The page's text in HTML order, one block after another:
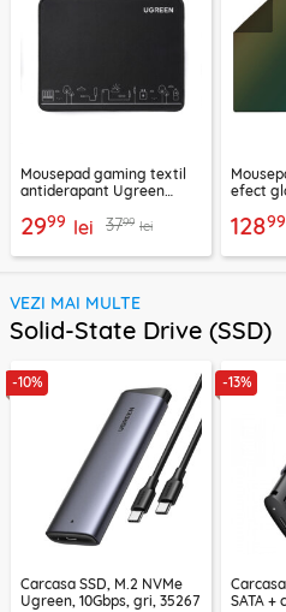
Mousepad gaming textil
antiderapant Ugreen
2999 lei 3799 lei
efect
12899
VEZI MAI MULTE
Solid-State Drive (SSD)
-10%
Carcasa SSD, M.2 NVMe
Ugreen, 10Gbps, gri, 35267
-13%
SATA +